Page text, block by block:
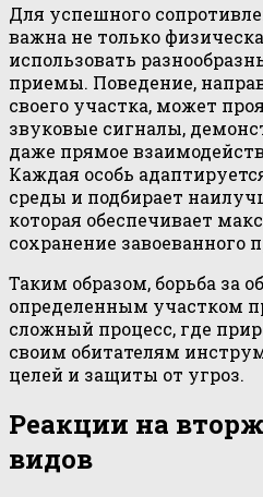
Для успешного
важна не только
использовать
приемы. Поведение,
своего участка, может
звуковые сигналы,
даже прямое
Каждая особь
среды и подбирает
которая обеспечивает
сохранение завоеванного
Таким образом, борьба за
определенным участком
сложный процесс, где
своим обитателям
целей и защиты от угроз.
Реакции на
видов